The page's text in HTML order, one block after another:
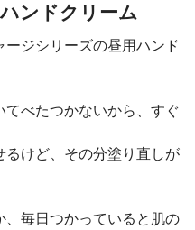
ンドクリーム
ジシリーズの昼用ハンド
べたつかないから、すぐ
けど、その分塗り直しが
毎日つかっていると肌の